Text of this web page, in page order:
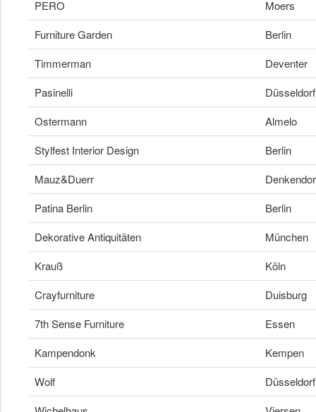
PERO
Moers
Furniture Garden
Berlin
Timmerman
Deventer
Pasinelli
Düsseldorf
Ostermann
Almelo
Stylfest Interior Design
Berlin
Mauz&Duerr
Patina Berlin
Berlin
Dekorative Antiquitäten
München
Krauß
Köln
Crayfurniture
Duisburg
7th Sense Furniture
Essen
Kampendonk
Kempen
Wolf
Düsseldorf